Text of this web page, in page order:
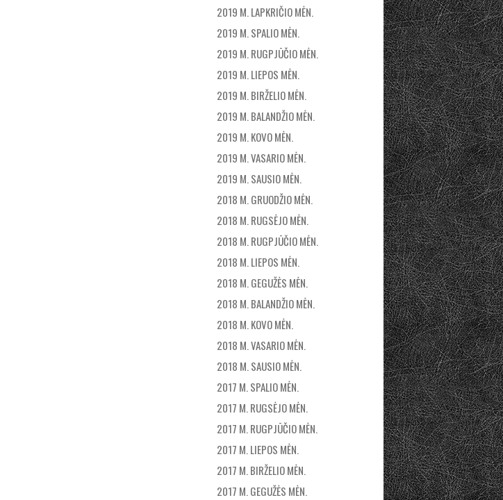
2019 M. LAPKRIČIO MĖN.
2019 M. SPALIO MĖN.
2019 M. RUGPJŪČIO MĖN.
2019 M. LIEPOS MĖN.
2019 M. BIRŽELIO MĖN.
2019 M. BALANDŽIO MĖN.
2019 M. KOVO MĖN.
2019 M. VASARIO MĖN.
2019 M. SAUSIO MĖN.
2018 M. GRUODŽIO MĖN.
2018 M. RUGSĖJO MĖN.
2018 M. RUGPJŪČIO MĖN.
2018 M. LIEPOS MĖN.
2018 M. GEGUŽĖS MĖN.
2018 M. BALANDŽIO MĖN.
2018 M. KOVO MĖN.
2018 M. VASARIO MĖN.
2018 M. SAUSIO MĖN.
2017 M. SPALIO MĖN.
2017 M. RUGSĖJO MĖN.
2017 M. RUGPJŪČIO MĖN.
2017 M. LIEPOS MĖN.
2017 M. BIRŽELIO MĖN.
2017 M. GEGUŽĖS MĖN.